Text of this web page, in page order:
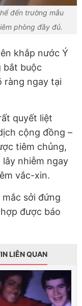
đến trường mẫu
phòng đầy đủ.
khắp nước Ý
bắt buộc
ràng ngay tại
quyết liệt
cộng đồng –
tiêm chủng,
nhiễm ngay
vắc-xin.
mắc sởi đứng
được báo
LIÊN QUAN